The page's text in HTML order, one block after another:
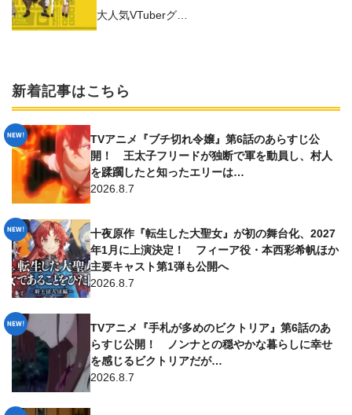
が登場
大人気VTuberグ…
新着記事はこちら
TVアニメ『ブチ切れ令嬢』第6話のあらすじ公
開！ 王太子フリードが独断で軍を動員し、村人
を蹂躙したと知ったエリーは…
2026.8.7
十夜原作『転生した大聖女』が初の舞台化、2027
年1月に上演決定！ フィーア役・本西彩希帆ほか
主要キャスト第1弾も公開へ
2026.8.7
TVアニメ『手札が多めのビクトリア』第6話のあ
らすじ公開！ ノンナとの穏やかな暮らしに幸せ
を感じるビクトリアだが…
2026.8.7